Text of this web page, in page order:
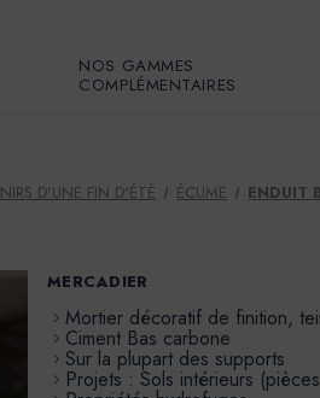
NOS GAMMES
COMPLÉMENTAIRES
D'UNE FIN D'ÉTÉ ÉCUME ENDUIT
MERCADIER
Mortier décoratif de finition,
Ciment Bas carbone
Sur la plupart des supports
Projets : Sols intérieurs